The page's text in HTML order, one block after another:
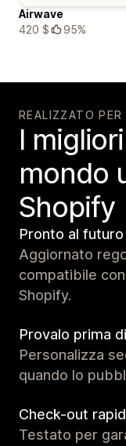
Airwave
420 $
95%
REALIZZATO
I
mondo
Shopify
Pronto al futuro
Aggiornato
compatibile
Shopify.
Provalo prima
Personalizza
quando lo
Check-out
Testato per